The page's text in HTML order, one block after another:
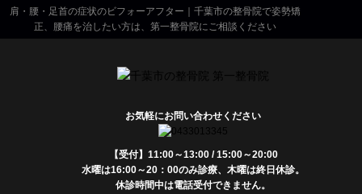
肩・腰・足首の症状のビフォーアフター｜千葉市の整骨院で姿勢矯
正、腰痛を治したい方は、第一整骨院にご相談ください
お気軽にお問い合わせください
【受付】11:00～13:00 / 15:00～20:00
水曜は16:00～20：00のみ診療、木曜は終日休診。
休診時間中は電話受付できません。